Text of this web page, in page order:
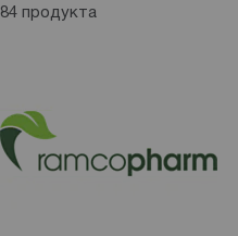
84 продукта